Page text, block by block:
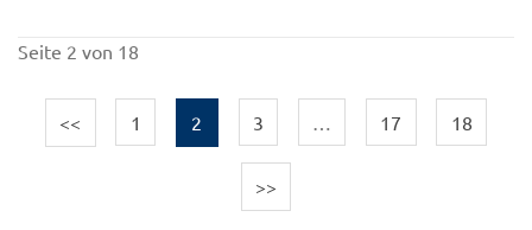
Seite 2 von 18
<< 1 2 3 … 17 18
>>